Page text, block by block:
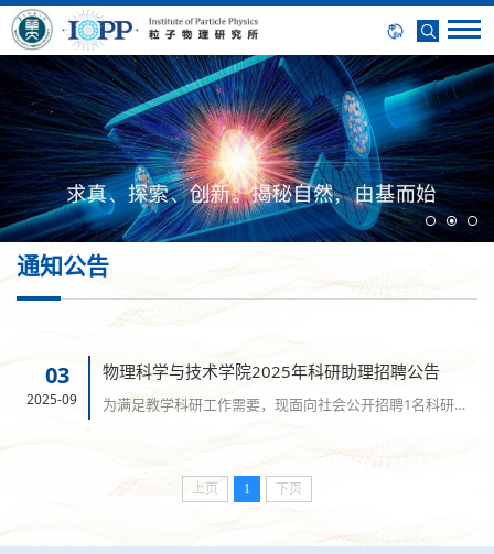
通知公告
03
2025-09
物理科学与技术学院2025年科研助理招聘公告
为满足教学科研工作需要，现面向社会公开招聘1名科研助
上页 1 下页